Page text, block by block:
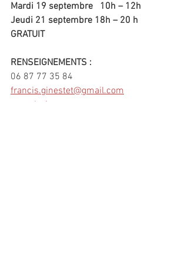
Mardi 19 septembre   10h – 12h
Jeudi 21 septembre 18h – 20 h
GRATUIT
RENSEIGNEMENTS :
06 87 77 35 84
francis.ginestet@gmail.com
www.lavieenmots.com